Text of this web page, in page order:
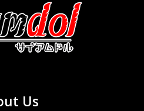
Us